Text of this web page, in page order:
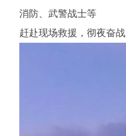
消防、武警战士等
赶赴现场救援，彻夜奋战